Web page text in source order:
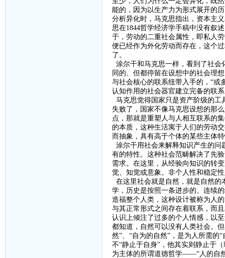
能的，因为以生产力为形式展开的
分析异化时，马克思指出，资本主
思在1844哲学经济学手稿中没有叙
于，劳动的二重社会属性，即私人
便已经作为外化劳动而存在，这个
了。
涂尔干和马克思一样，看到了社会
同的、但都停留在设想中的社会理
与社会核心的联系纽带入手的，“或
认知作用的社会器官建立完备的联
马克思觉得国家只是资产阶级的工
失败了，国家不像马克思设想的那
点，那就是重塑人与人相互联系的
的本质，这种生活寓于人们的劳动
而抽象，具有高于个体的某些主体
涂尔干用社会来解释知识产生的问
有的特性。这种社会范畴解决了先
需求。在这里，从经验向知识的转
觉、知觉或意象。非个人性和稳定
在这里社会就是自然，就是自然的
学，历史是按照一条进步的、连续
造福整个人类，这种设计被称为人的
与其正常形式之间存在着联系，而
认识上倾注了过多的个人情感，以
都知道，自然可以没有人类社会。
然”、“自为的自然”，是为人所需的
不“静止于自身”，他其实则静止于
为主体的所谓道德哲学——“人的自